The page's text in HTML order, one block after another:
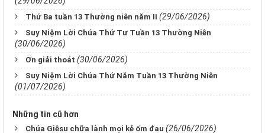
Thứ Ba tuần 13 Thường niên năm II (29/06/2026)
Suy Niệm Lời Chúa Thứ Tư Tuần 13 Thường Niên
(30/06/2026)
Ơn giải thoát (30/06/2026)
Suy Niệm Lời Chúa Thứ Năm Tuần 13 Thường Niên
(01/07/2026)
Những tin cũ hơn
Chúa Giêsu chữa lành mọi kẻ ốm đau (26/06/2026)